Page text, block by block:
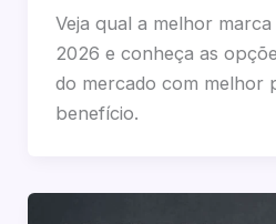
Veja qual a melhor
2026 e conheça as
do mercado com melhor
benefício.